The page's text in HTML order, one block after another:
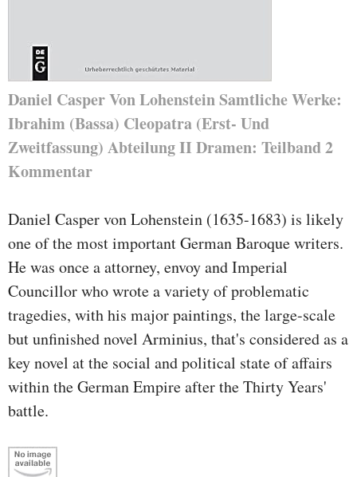
Daniel Casper Von Lohenstein Samtliche Werke:
Ibrahim (Bassa) Cleopatra (Erst- Und
Zweitfassung) Abteilung II Dramen: Teilband 2
Kommentar
Daniel Casper von Lohenstein (1635-1683) is likely
one of the most important German Baroque writers.
He was once a attorney, envoy and Imperial
Councillor who wrote a variety of problematic
tragedies, with his major paintings, the large-scale
but unfinished novel Arminius, that's considered as a
key novel at the social and political state of affairs
within the German Empire after the Thirty Years'
battle.